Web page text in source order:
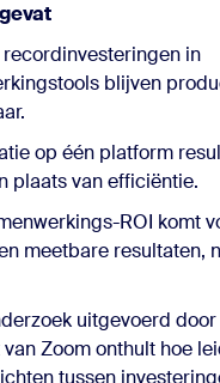
in
blijven
op één platform
plaats van efficiëntie.
ROI komt
meetbare resultaten,
uitgevoerd
Zoom onthult hoe
tussen